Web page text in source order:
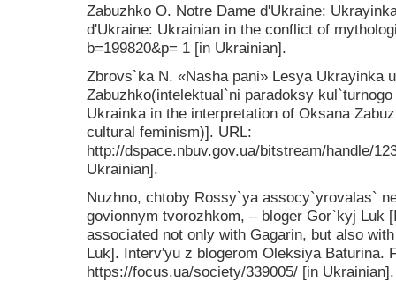
Zabuzhko O. Notre Dame d'Ukraine:
d'Ukraine: Ukrainian in the conflict of
b=199820&p= 1 [in Ukrainian].
Zbrovs`ka N. «Nasha pani» Lesya Ukrayinka
Zabuzhko(intelektual`ni paradoksy
Ukrainka in the interpretation of Oksana
cultural feminism)]. URL:
http://dspace.nbuv.gov.ua/bitstream/handle/
Ukrainian].
Nuzhno, chtoby Rossy`ya assocy`yrovalas`
govionnym tvorozhkom, – bloger Gor`kyj Luk
associated not only with Gagarin, but also
Luk]. Interv′yu z blogerom Oleksiya Baturina.
https://focus.ua/society/339005/ [in Ukrainian].